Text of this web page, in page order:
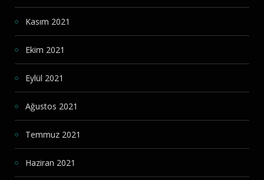
Kasım 2021
Ekim 2021
Eylül 2021
Ağustos 2021
Temmuz 2021
Haziran 2021